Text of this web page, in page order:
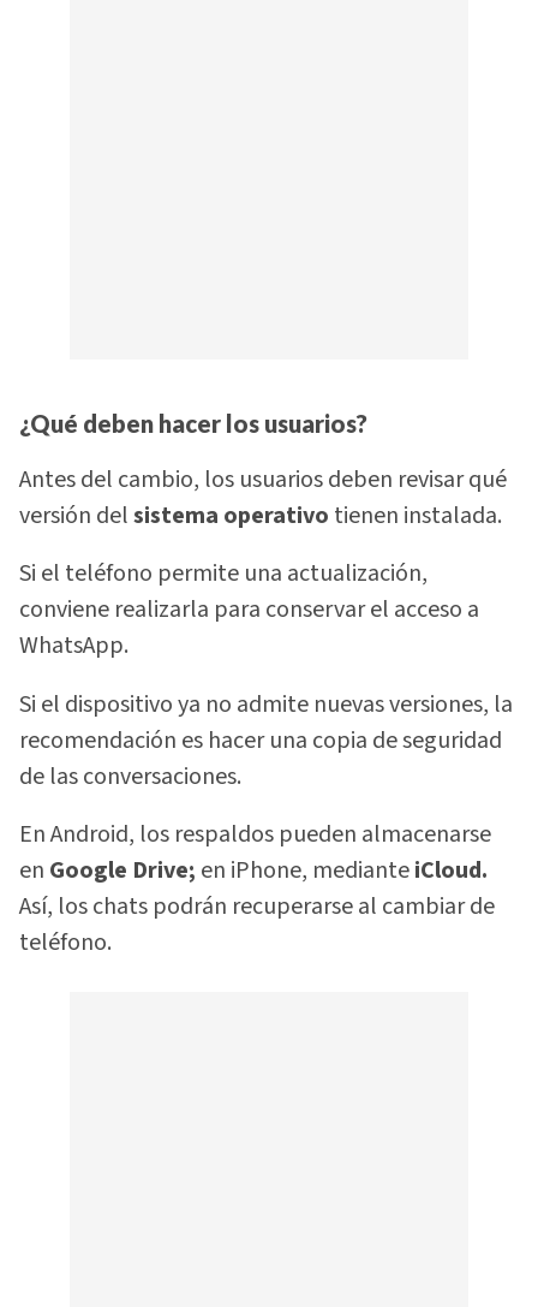
¿Qué deben hacer los usuarios?
Antes del cambio, los usuarios deben revisar qué
versión delsistema operativo tienen instalada.
Si el teléfono permite una actualización,
conviene realizarla para conservar el acceso a
WhatsApp.
Si el dispositivo ya no admite nuevas versiones, la
recomendación es hacer una copia de seguridad
de las conversaciones.
En Android, los respaldos pueden almacenarse
en Google Drive; en iPhone, medianteiCloud.
Así, los chats podrán recuperarse al cambiar de
teléfono.